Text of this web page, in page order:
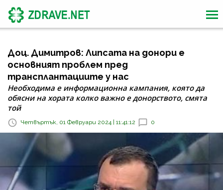
Доц. Димитров: Липсата на донори е
основният проблем пред
трансплантациите у нас
Необходима е информационна кампания, която да
обясни на хората колко важно е донорството, смята
той
Четвъртък, 01 Февруари 2024 | 11:41:12 0